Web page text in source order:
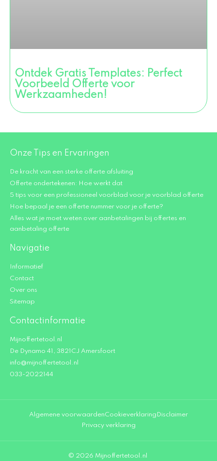
Ontdek Gratis Templates: Perfect
Voorbeeld Offerte voor
Werkzaamheden!
Onze Tips en Ervaringen
De kracht van een sterke offerte afsluiting
Offerte ondertekenen: Hoe werkt dat
5 tips voor een professioneel voorblad voor je voorblad offerte
Hoe bepaal je een offerte nummer voor je offerte?
Alles wat je moet weten over aanbetalingen bij offertes en
aanbetaling offerte
Navigatie
Informatief
Contact
Over ons
Sitemap
Contactinformatie
Mijnoffertetool.nl
De Dynamo 41, 3821CJ Amersfoort
info@mijnoffertetool.nl
033-2022144
Algemene voorwaardenCookieverklaring Disclaimer
Privacy verklaring
© 2026 Mijnoffertetool.nl